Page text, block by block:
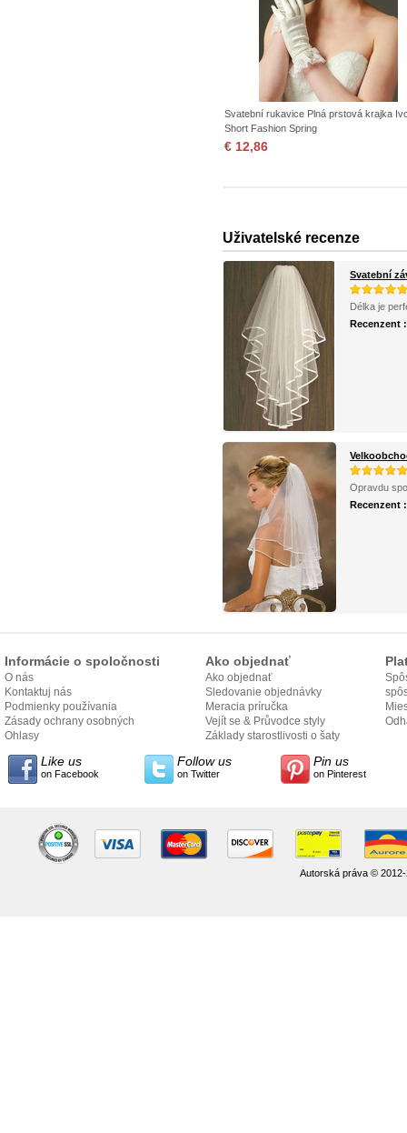
Svatební rukavice Plná prstová krajka
Short Fashion Spring
€ 12,86
Uživatelské recenze
Svatební
Délka je
Recenzent
Opravdu
Recenzent
Informácie o spoločnosti
O nás
Kontaktuj nás
Podmienky používania
Zásady ochrany osobných
údajov
Ohlasy
Ako objednať
Ako objednať
Sledovanie objednávky
Meracia príručka
Vejít se & Průvodce styly
Základy starostlivosti o šaty
Like us
on Facebook
Follow us
on Twitter
Pin us
on Pinterest
Autorská práva ©